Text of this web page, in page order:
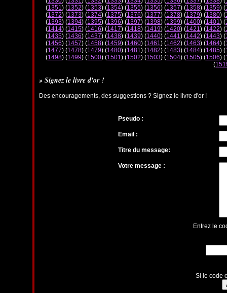
(1351) (1352) (1353) (1354) (1355) (1356) (1357) (1358) (1359) (
(1372) (1373) (1374) (1375) (1376) (1377) (1378) (1379) (1380) (
(1393) (1394) (1395) (1396) (1397) (1398) (1399) (1400) (1401) (
(1414) (1415) (1416) (1417) (1418) (1419) (1420) (1421) (1422) (
(1435) (1436) (1437) (1438) (1439) (1440) (1441) (1442) (1443) (
(1456) (1457) (1458) (1459) (1460) (1461) (1462) (1463) (1464) (
(1477) (1478) (1479) (1480) (1481) (1482) (1483) (1484) (1485) (
(1498) (1499) (1500) (1501) (1502) (1503) (1504) (1505) (1506) (
(
» Signez le livre d'or !
Des encouragements, des suggestions ? Signez le livre d'or !
Pseudo :
Email :
Titre du message:
Votre message :
Entrez le
Si le code